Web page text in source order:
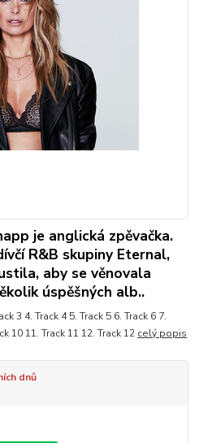
je anglická zpěvačka.
R&B skupiny Eternal,
aby se věnovala
úspěšných alb..
3 4. Track 4 5. Track 5 6. Track 6 7.
10 11. Track 11 12. Track 12 celý popis
dnů